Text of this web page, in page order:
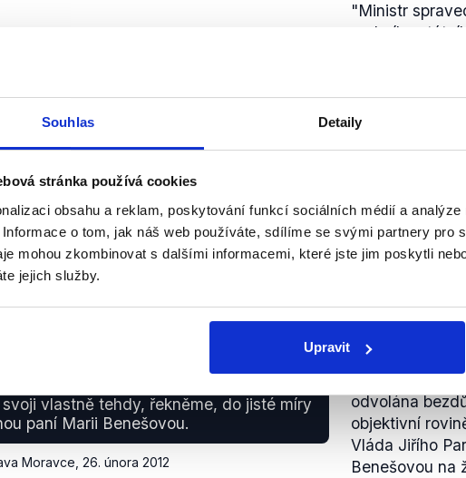
Souhlas Detaily
stránka používá cookies
obsahu a reklam, poskytování funkcí sociálních médií a
o tom, jak náš web používáte, sdílíme se svými partnery pro
mohou zkombinovat s dalšími informacemi, které jste jim poskytli
jejich služby.
Upravit
"Ministr
vrchního
nejvyšší
odůvodnila
zastupitelství v
Nástupcem
Vlastimil
Dále však
změny, které, i
postech
souvisely, a
zástupců
Iva Ištvána, o
vlastně tehdy, řekněme, do jisté míry
paní Marii Benešovou.
Moravce 26. února 2012
Výrok
odvolána
objektivní
Vláda Jiřího
Benešovou na